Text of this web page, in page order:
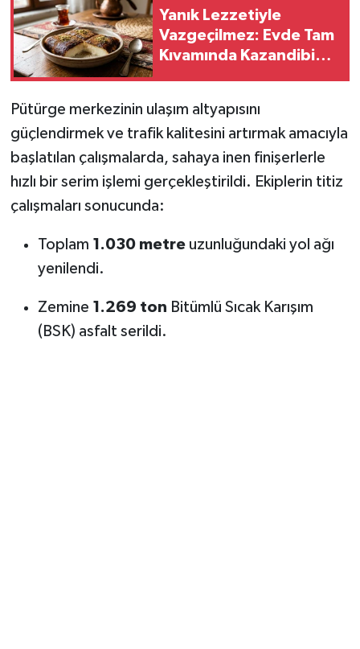
Yanık Lezzetiyle
Vazgeçilmez: Evde Tam
Kıvamında Kazandibi
Pütürge merkezinin ulaşım altyapısını
güçlendirmek ve trafik kalitesini artırmak amacıyla
başlatılan çalışmalarda, sahaya inen finişerlerle
hızlı bir serim işlemi gerçekleştirildi. Ekiplerin titiz
çalışmaları sonucunda:
Toplam 1.030 metreuzunluğundaki yol ağı
yenilendi.
Zemine 1.269 ton Bitümlü Sıcak Karışım
(BSK) asfalt serildi.